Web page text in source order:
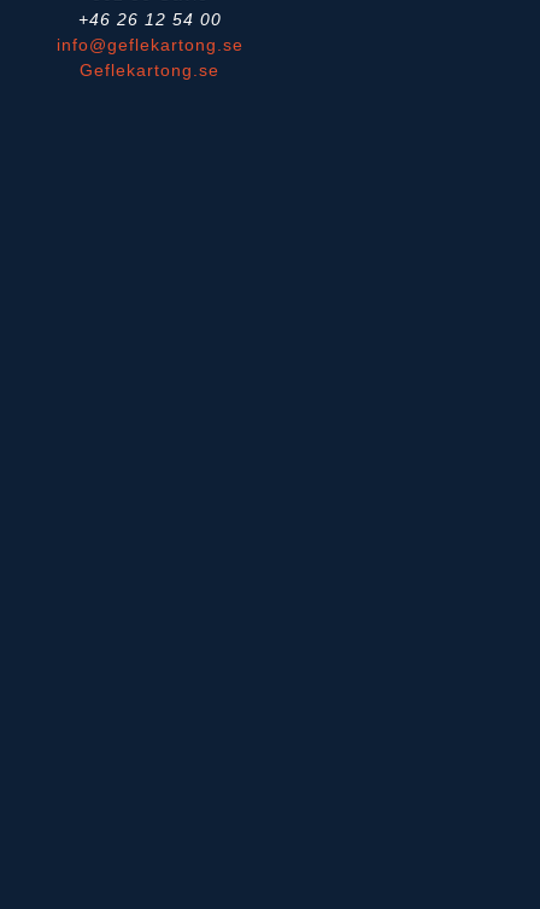
+46 26 12 54 00
info@geflekartong.se
Geflekartong.se